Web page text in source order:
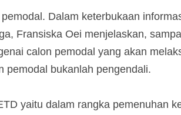
Dalam keterbukaan
Fransiska Oei menjelaskan,
calon pemodal yang akan
pemodal bukanlah pengendali.
yaitu dalam rangka pemenuhan